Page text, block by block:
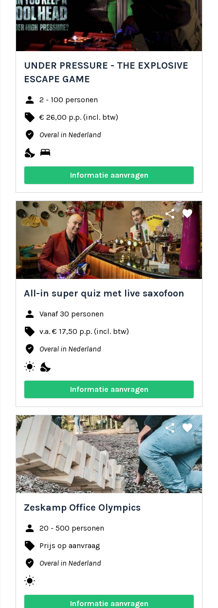
UNDER PRESSURE - THE EXPLOSIVE
ESCAPE GAME
person 2 - 100 personen
local_offer € 26,00 p.p. (incl. btw)
where_to_vote Overal in Nederland
nights_stay bed
Informatie aanvragen
share favorite
All-in super quiz met live saxofoon
person Vanaf 30 personen
local_offer v.a. € 17,50 p.p. (incl. btw)
where_to_vote Overal in Nederland
wb_sunny nights_stay
Informatie aanvragen
share favorite
Zeskamp Office Olympics
person 20 - 500 personen
local_offer Prijs op aanvraag
where_to_vote Overal in Nederland
wb_sunny
Informatie aanvragen